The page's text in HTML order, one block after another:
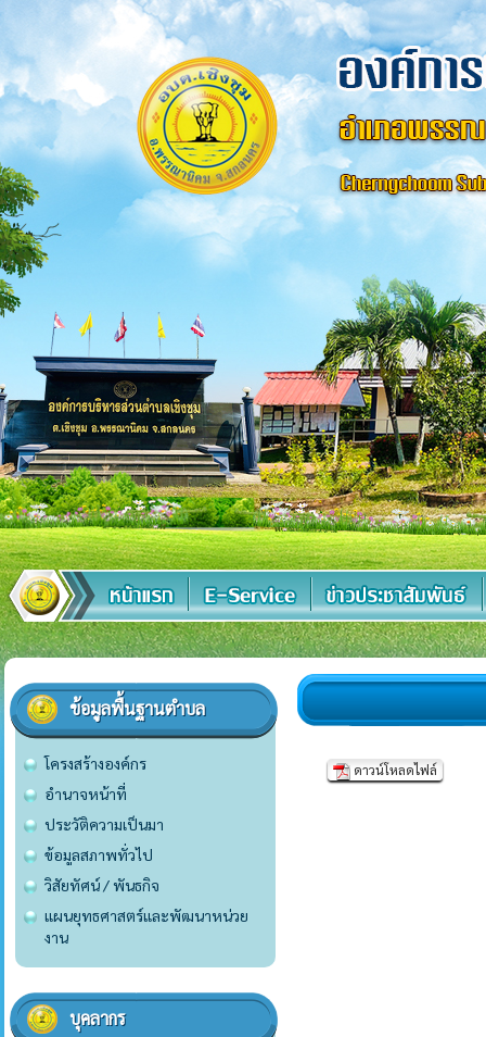
ข้อมูลพื้นฐานตำบล
โครงสร้างองค์กร
อำนาจหน้าที่
ประวัติความเป็นมา
ข้อมูลสภาพทั่วไป
วิสัยทัศน์ / พันธกิจ
แผนยุทธศาสตร์และพัฒนาหน่วย
งาน
บุคลากร
ดาวน์โหลดไฟล์